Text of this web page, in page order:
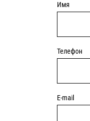
Имя
Телефон
E-mail